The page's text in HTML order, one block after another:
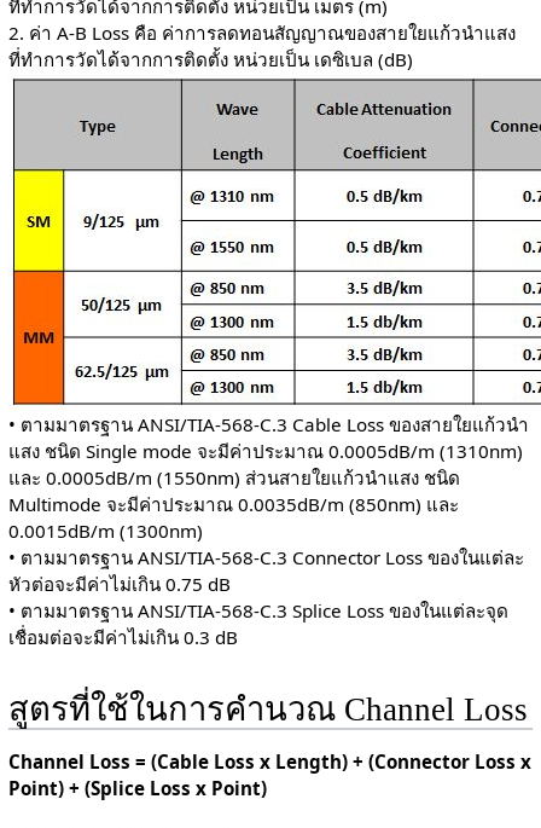
ที่ทำการวัดได้จากการติดตั้ง หน่วยเป็น เมตร (m)
2. ค่า A-B Loss คือ ค่าการลดทอนสัญญาณของสายใยแก้วนำแสง
ที่ทำการวัดได้จากการติดตั้ง หน่วยเป็น เดซิเบล (dB)
• ตามมาตรฐาน ANSI/TIA-568-C.3 Cable Loss ของสายใยแก้วนำ
แสง ชนิด Single mode จะมีค่าประมาณ 0.0005dB/m (1310nm)
และ 0.0005dB/m (1550nm) ส่วนสายใยแก้วนำแสง ชนิด
Multimode จะมีค่าประมาณ 0.0035dB/m (850nm) และ
0.0015dB/m (1300nm)
• ตามมาตรฐาน ANSI/TIA-568-C.3 Connector Loss ของในแต่ละ
หัวต่อจะมีค่าไม่เกิน 0.75 dB
• ตามมาตรฐาน ANSI/TIA-568-C.3 Splice Loss ของในแต่ละจุด
เชื่อมต่อจะมีค่าไม่เกิน 0.3 dB
สูตรที่ใช้ในการคำนวณ Channel Loss
Channel Loss = (Cable Loss x Length) + (Connector Loss x
Point) + (Splice Loss x Point)